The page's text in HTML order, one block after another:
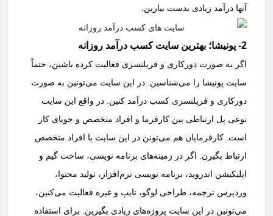
آنها درآمد زیادی بدست بیارین.
2- پونیشا؛ بهترین سایت کسب درآمد روزانه
اگر به صورت دورکاری و فریلنسری فعالیت کرده باشین، حتماً
سایت پونیشا را می‌شناسین. در این سایت می‌تونین به صورت
دورکاری و فریلنسری کسب درآمد کنین. در واقع این سایت
نوعی پل ارتباطی بین کارفرما و افراد متخصص و جویای کار
است. کارفرمایان هم می‌تونن در این سایت با افراد متخصص
ارتباط بگیرن. اگر در زمینه‌های برنامه نویسی، ساخت گیم و
اپلیکیشن اندروید، برنامه نویسی نرم‌افزار، تولید محتوا،
وردپرس ترجمه، طراحی لوگو، تایپ و غیره فعالیت می‌کنین،
می‌تونین در این سایت پروژه‌های زیادی بگیرین. برای استفاده